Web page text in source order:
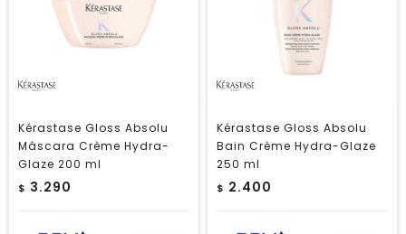
Kérastase Gloss Absolu
Máscara Crème Hydra-
Glaze 200 ml
$ 3.290
Kérastase Gloss Absolu
Bain Crème Hydra-Glaze
250 ml
$ 2.400